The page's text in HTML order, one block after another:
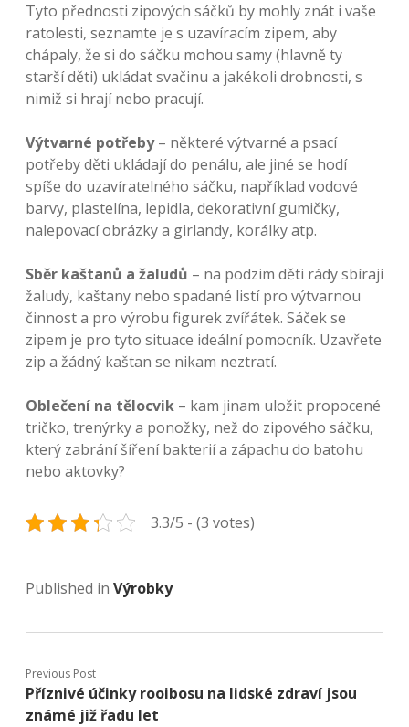
Tyto přednosti zipových sáčků by mohly znát i vaše
ratolesti, seznamte je s uzavíracím zipem, aby
chápaly, že si do sáčku mohou samy (hlavně ty
starší děti) ukládat svačinu a jakékoli drobnosti, s
nimiž si hrají nebo pracují.
Výtvarné potřeby– některé výtvarné a psací
potřeby děti ukládají do penálu, ale jiné se hodí
spíše do uzavíratelného sáčku, například vodové
barvy, plastelína, lepidla, dekorativní gumičky,
nalepovací obrázky a girlandy, korálky atp.
Sběr kaštanů a žaludů – na podzim děti rády sbírají
žaludy, kaštany nebo spadané listí pro výtvarnou
činnost a pro výrobu figurek zvířátek. Sáček se
zipem je pro tyto situace ideální pomocník. Uzavřete
zip a žádný kaštan se nikam neztratí.
Oblečení na tělocvik – kam jinam uložit propocené
tričko, trenýrky a ponožky, než do zipového sáčku,
který zabrání šíření bakterií a zápachu do batohu
nebo aktovky?
3.3/5 - (3 votes)
Published in Výrobky
Previous Post
Příznivé účinky rooibosu na lidské zdraví jsou
známé již řadu let